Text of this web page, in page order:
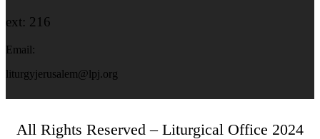
ext: 216
Email:
liturgyjerusalem@lpj.org
All Rights Reserved – Liturgical Office 2024